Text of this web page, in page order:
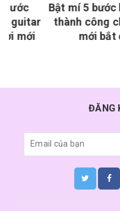
Bật mí 5 bước học
thành công cho
mới bắt đầu
ĐĂNG